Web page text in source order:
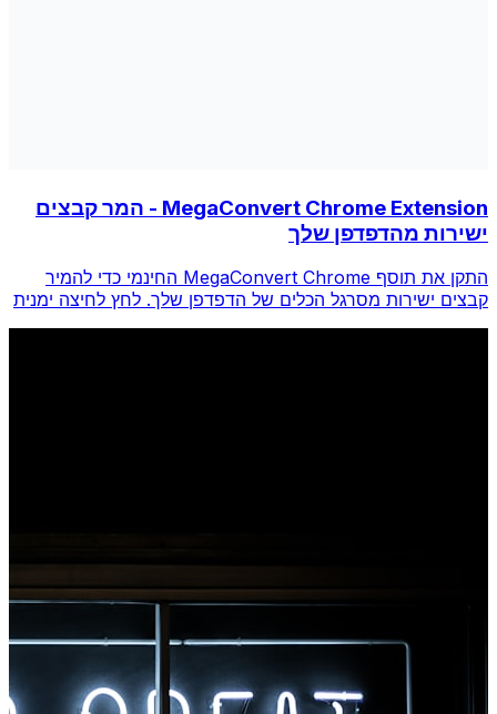
MegaConvert Chrome Extension - המר קבצים
ישירות מהדפדפן שלך
התקן את תוסף MegaConvert Chrome החינמי כדי להמיר
קבצים ישירות מסרגל הכלים של הדפדפן שלך. לחץ לחיצה ימנית